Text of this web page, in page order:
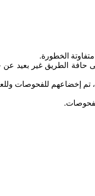
حافة الطريق غير بعيد
المستشفى الإقليمي (سانية الرمل) بتطوان،